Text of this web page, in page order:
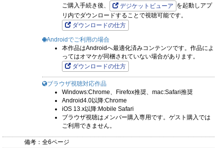
ご購入手続き後、
デジケットビューア を起動しアプ
リ内でダウンロードすることで視聴可能です。
ダウンロードの仕方
Androidでご利用の場合
本作品はAndroidへ最適化済みコンテンツです。作品によ
ってはオマケが同梱されていない場合があります。
ダウンロードの仕方
ブラウザ視聴対応作品
Windows:Chrome、Firefox推奨、mac:Safari推奨
Android4.0以降:Chrome
iOS 13.x以降:Mobile Safari
ブラウザ視聴はメンバー購入専用です。ゲスト購入では
ご利用できません。
備考： 全6ページ